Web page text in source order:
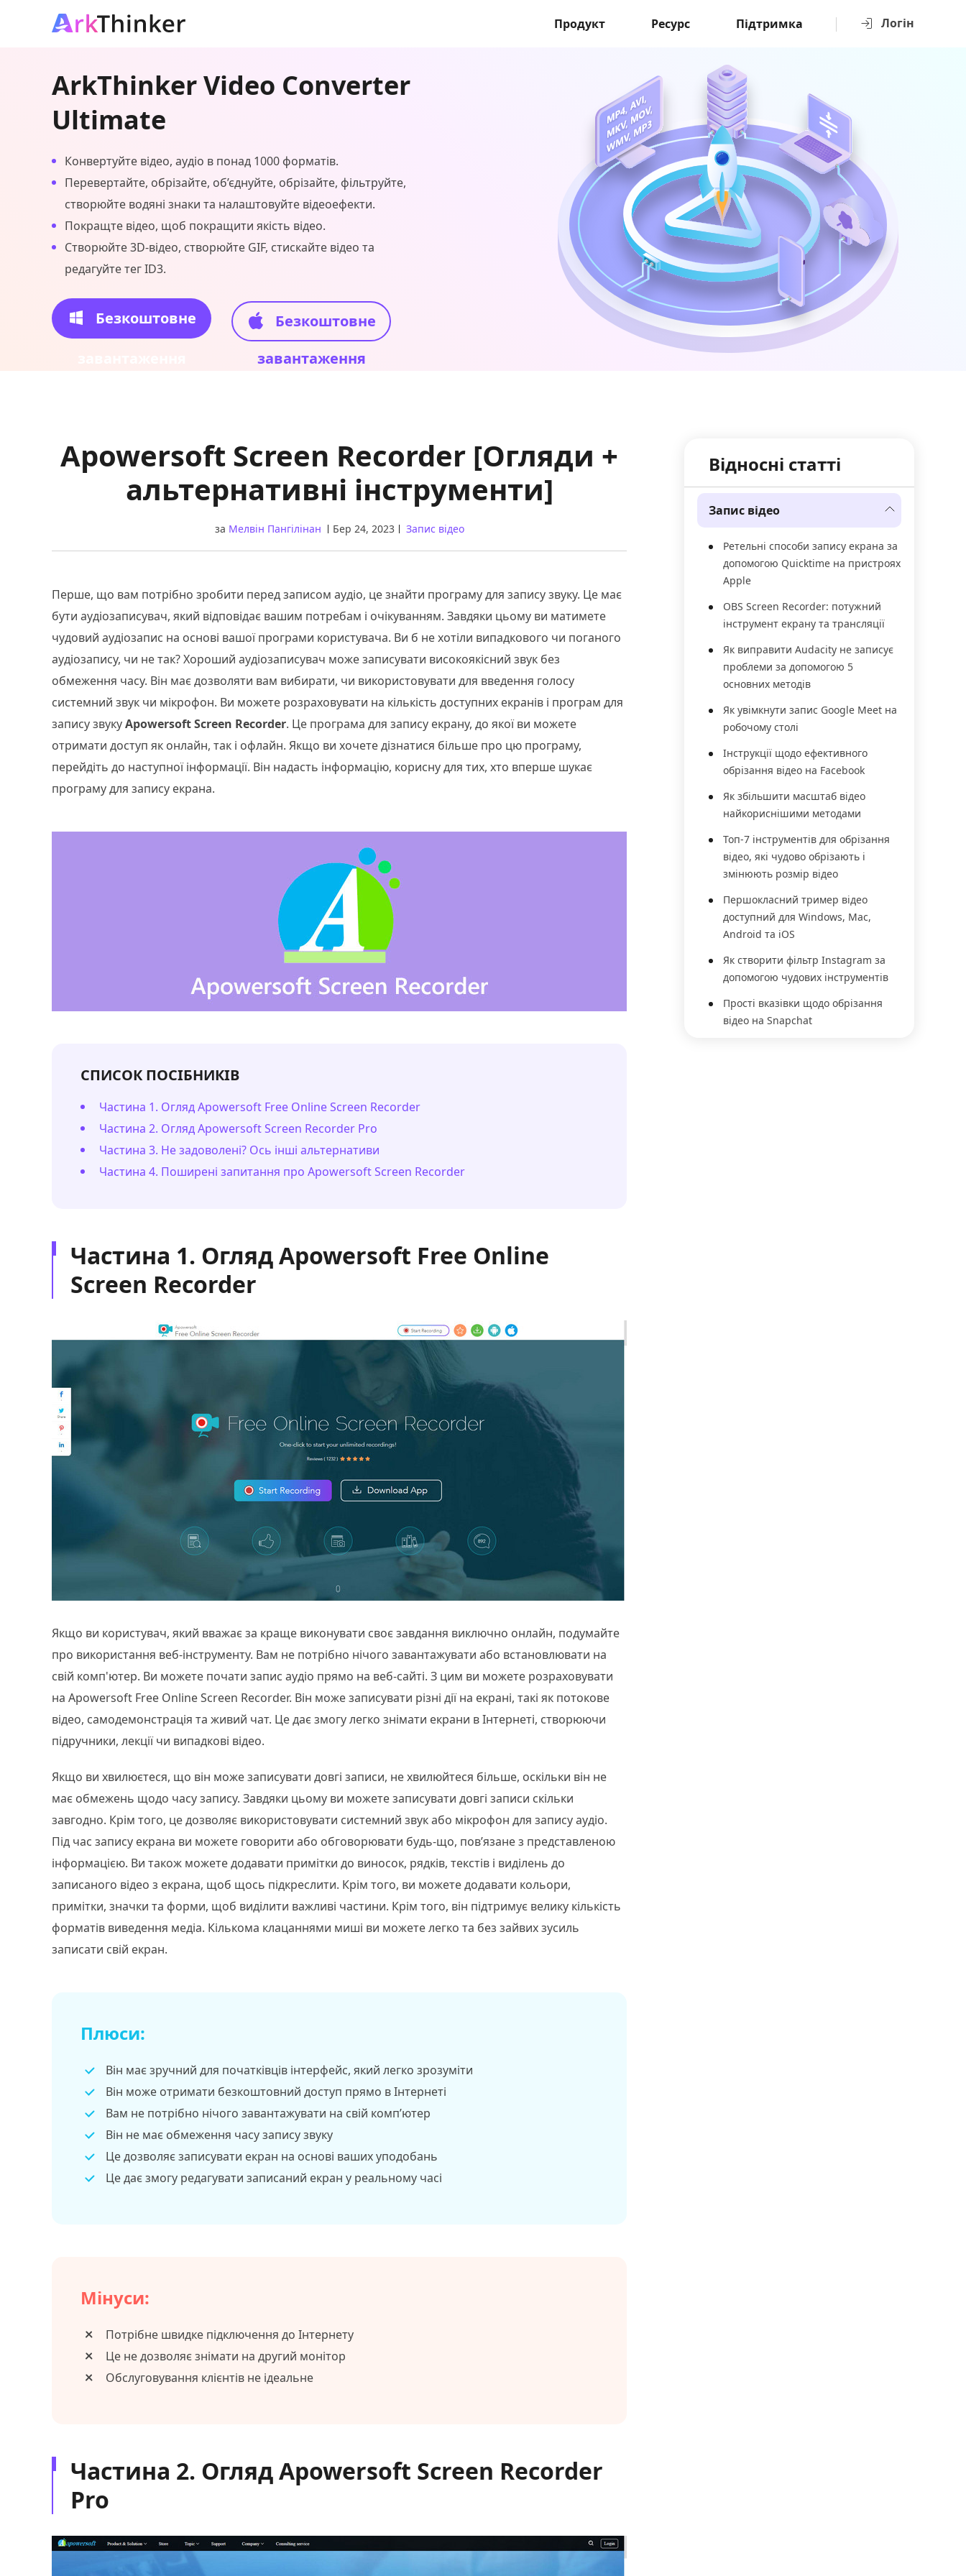
Логін
Продукт Ресурс Підтримка
ArkThinker Video Converter
Ultimate
Конвертуйте відео, аудіо в понад 1000 форматів.
Перевертайте, обрізайте, об’єднуйте, обрізайте, фільтруйте,
створюйте водяні знаки та налаштовуйте відеоефекти.
Покращте відео, щоб покращити якість відео.
Створюйте 3D-відео, створюйте GIF, стискайте відео та
редагуйте тег ID3.
Безкоштовне
Безкоштовне
завантаження
Apowersoft Screen Recorder [Огляди +
альтернативні інструменти]
за Мелвін Пангілінан Бер 24, 2023 Запис відео
Перше, що вам потрібно зробити перед записом аудіо, це знайти програму для запису звуку. Це має
бути аудіозаписувач, який відповідає вашим потребам і очікуванням. Завдяки цьому ви матимете
чудовий аудіозапис на основі вашої програми користувача. Ви б не хотіли випадкового чи поганого
аудіозапису, чи не так? Хороший аудіозаписувач може записувати високоякісний звук без
обмеження часу. Він має дозволяти вам вибирати, чи використовувати для введення голосу
системний звук чи мікрофон. Ви можете розраховувати на кількість доступних екранів і програм для
запису звукуApowersoft Screen Recorder. Це програма для запису екрану, до якої ви можете
отримати доступ як онлайн, так і офлайн. Якщо ви хочете дізнатися більше про цю програму,
перейдіть до наступної інформації. Він надасть інформацію, корисну для тих, хто вперше шукає
програму для запису екрана.
СПИСОК ПОСІБНИКІВ
Частина 1. Огляд Apowersoft Free Online Screen Recorder
Частина 2. Огляд Apowersoft Screen Recorder Pro
Частина 3. Не задоволені? Ось інші альтернативи
Частина 4. Поширені запитання про Apowersoft Screen Recorder
Частина 1. Огляд Apowersoft Free Online
Screen Recorder
Якщо ви користувач, який вважає за краще виконувати своє завдання виключно онлайн, подумайте
про використання веб-інструменту. Вам не потрібно нічого завантажувати або встановлювати на
свій комп'ютер. Ви можете почати запис аудіо прямо на веб-сайті. З цим ви можете розраховувати
на Apowersoft Free Online Screen Recorder. Він може записувати різні дії на екрані, такі як потокове
відео, самодемонстрація та живий чат. Це дає змогу легко знімати екрани в Інтернеті, створюючи
підручники, лекції чи випадкові відео.
Якщо ви хвилюєтеся, що він може записувати довгі записи, не хвилюйтеся більше, оскільки він не
має обмежень щодо часу запису. Завдяки цьому ви можете записувати довгі записи скільки
завгодно. Крім того, це дозволяє використовувати системний звук або мікрофон для запису аудіо.
Під час запису екрана ви можете говорити або обговорювати будь-що, пов’язане з представленою
інформацією. Ви також можете додавати примітки до виносок, рядків, текстів і виділень до
записаного відео з екрана, щоб щось підкреслити. Крім того, ви можете додавати кольори,
примітки, значки та форми, щоб виділити важливі частини. Крім того, він підтримує велику кількість
форматів виведення медіа. Кількома клацаннями миші ви можете легко та без зайвих зусиль
записати свій екран.
Плюси:
Він має зручний для початківців інтерфейс, який легко зрозуміти
Він може отримати безкоштовний доступ прямо в Інтернеті
Вам не потрібно нічого завантажувати на свій комп’ютер
Він не має обмеження часу запису звуку
Це дозволяє записувати екран на основі ваших уподобань
Це дає змогу редагувати записаний екран у реальному часі
Мінуси:
Потрібне швидке підключення до Інтернету
Це не дозволяє знімати на другий монітор
Обслуговування клієнтів не ідеальне
Частина 2. Огляд Apowersoft Screen Recorder
Pro
Відносні статті
Запис відео
Ретельні способи запису екрана за
допомогою Quicktime на пристроях
Apple
OBS Screen Recorder: потужний
інструмент екрану та трансляції
Як виправити Audacity не записує
проблеми за допомогою 5
основних методів
Як увімкнути запис Google Meet на
робочому столі
Інструкції щодо ефективного
обрізання відео на Facebook
Як збільшити масштаб відео
найкориснішими методами
Топ-7 інструментів для обрізання
відео, які чудово обрізають і
змінюють розмір відео
Першокласний тример відео
доступний для Windows, Mac,
Android та iOS
Як створити фільтр Instagram за
допомогою чудових інструментів
Прості вказівки щодо обрізання
відео на Snapchat